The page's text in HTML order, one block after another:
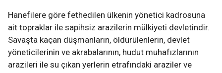
Hanefilere göre fethedilen ülkenin yönetici kadrosuna
ait topraklar ile sapihsiz arazilerin mülkiyeti devletindir.
Savaşta kaçan düşmanların, öldürülenlerin, devlet
yöneticilerinin ve akrabalarının, hudut muhafızlarının
arazileri ile su çıkan yerlerin etrafındaki araziler ve